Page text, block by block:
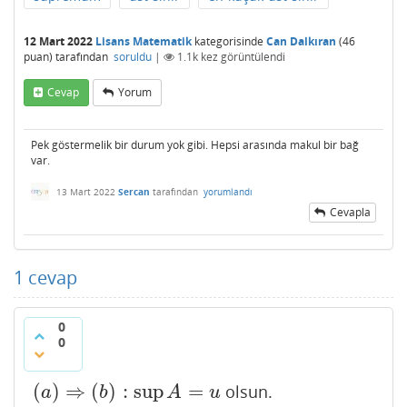
12 Mart 2022 Lisans Matematikkategorisinde Can Dalkıran (46
puan) tarafından soruldu | 1.1k kez görüntülendi
Cevap Yorum
Pek göstermelik bir durum yok gibi. Hepsi arasında makul bir bağ
var.
13 Mart 2022 Sercan tarafından yorumlandı
Cevapla
1 cevap
0
0
(a) ⇒ (b) :
(a)⇒ (b): supA = u
supA=u olsun.